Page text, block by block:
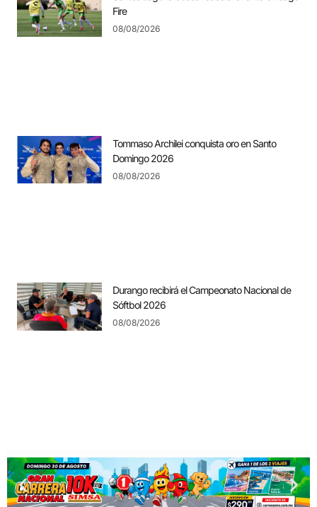
Fire
08/08/2026
Tommaso Archilei conquista oro en Santo
Domingo 2026
08/08/2026
Durango recibirá el Campeonato Nacional de
Sóftbol 2026
08/08/2026